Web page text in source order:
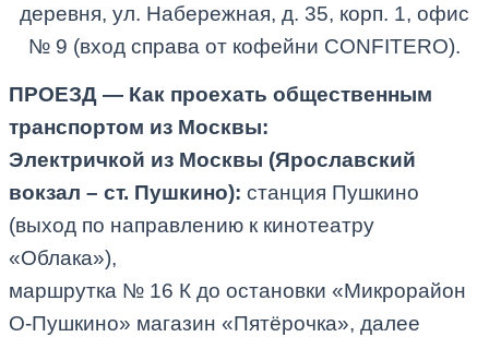
деревня, ул. Наб­ережная, д. 35, корп. 1, офис
№ 9 (вход справа от кофейни CONFITERO).
ПРОЕЗД — Как проехать общественным
транспортом из Москвы:
Электричкой из Москвы (Ярославский
вокзал – ст. Пушкино): станция Пушкино
(выход по направлению к кинотеатру
«Облака»),
маршрутка № 16 К до остановки «Микрорайон
О-Пушкино» магазин «Пятёрочка», далее